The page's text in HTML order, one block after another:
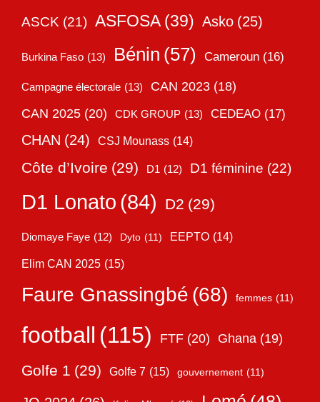
ASCK (21) ASFOSA (39) Asko (25)
Burkina Faso (13) Bénin (57) Cameroun (16)
Campagne électorale (13) CAN 2023 (18)
CAN 2025 (20) CDK GROUP (13) CEDEAO (17)
CHAN (24) CSJ Mounass (14)
Côte d’Ivoire (29) D1 (12) D1 féminine (22)
D1 Lonato (84) D2 (29)
Diomaye Faye (12) Dyto (11) EEPTO (14)
Elim CAN 2025 (15)
Faure Gnassingbé (68) femmes (11)
football (115) FTF (20) Ghana (19)
Golfe 1 (29) Golfe 7 (15) gouvernement (11)